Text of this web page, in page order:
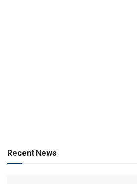
Recent News